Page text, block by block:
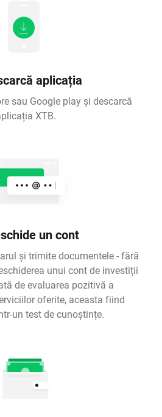
aplicația
sau Google play și descarcă
XTB.
un cont
și trimite documentele - fără
unui cont de investiții
de evaluarea pozitivă a
oferite, aceasta fiind
un test de cunoștințe.